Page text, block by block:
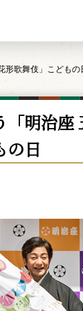
形歌舞伎」こどもの
「明治座
の日